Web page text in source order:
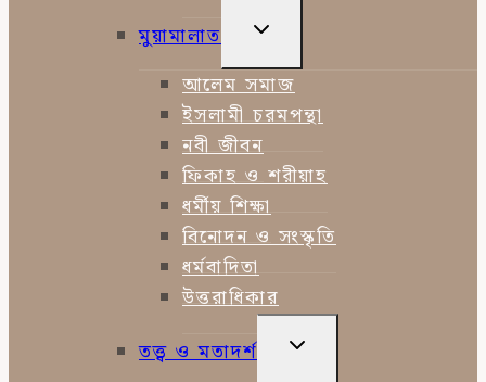
মুয়ামালাত
TOGGLE
MENU
আলেম সমাজ
ইসলামী চরমপন্থা
নবী জীবন
ফিকাহ ও শরীয়াহ
ধর্মীয় শিক্ষা
বিনোদন ও সংস্কৃতি
ধর্মবাদিতা
উত্তরাধিকার
তত্ত্ব ও মতাদর্শ
TOGGLE